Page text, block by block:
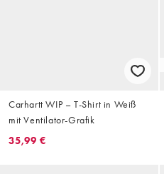
Carhartt WIP – T-Shirt in Weiß
mit Ventilator-Grafik
35,99 €